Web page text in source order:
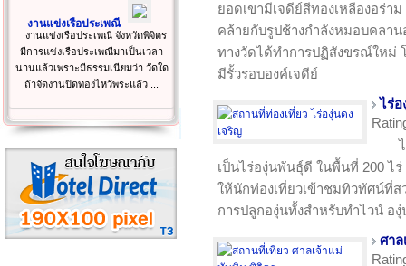
งานแข่งเรือประเพณี
งานแข่งเรือประเพณี จังหวัดพิจิตร
มีการแข่งเรือประเพณีมาเป็นเวลา
นานแล้วเพราะมีธรรมเนียมว่า วัดใด
ถ้าจัดงานปิดทองไหว้พระแล้ว ...
ยอดเขามีเจดีย์สีทองเหลืองอร่
คล้ายกับรูปช้างกำลังหมอบคลา
ทางวัดได้ทำการปฏิสังขรณ์ใหม่
มีรั้วรอบองค์เจดีย์
ไร่อ
เป็นไร่องุ่นพันธุ์ดี ในพื้นที่ 200 ไ
ให้นักท่องเที่ยวเข้าชมทิวทัศน์ที่ส
การปลูกองุ่นทั้งสำหรับทำไวน์ อ
ศา